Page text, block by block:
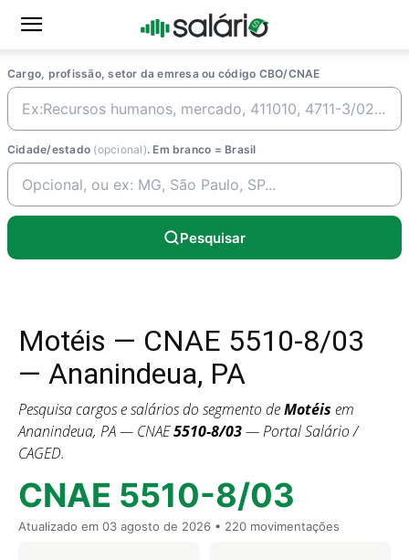
Cargo, profissão, setor da emresa ou código CBO/CNAE
Cidade/estado (opcional). Em branco = Brasil
Pesquisar
Motéis — CNAE 5510-8/03
— Ananindeua, PA
Pesquisa cargos e salários do segmento deMotéis em
Ananindeua, PA — CNAE5510-8/03— Portal Salário /
CAGED.
CNAE 5510-8/03
Atualizado em 03 agosto de 2026 • 220 movimentações